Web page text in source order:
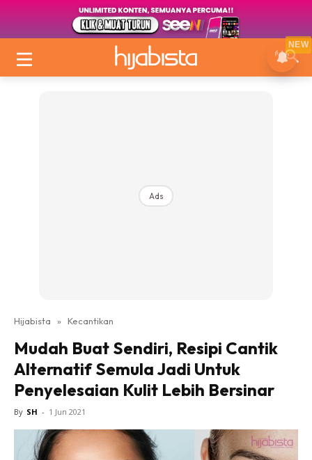
Ads
Hijabista » Kecantikan
Mudah Buat Sendiri, Resipi Cantik
Alternatif Semula Jadi Untuk
Penyelesaian Kulit Lebih Bersinar
By SH - 1 Jun 2021
NEW